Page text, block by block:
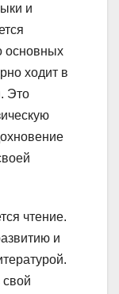
и
основных
ходит в
Это
чтение.
и